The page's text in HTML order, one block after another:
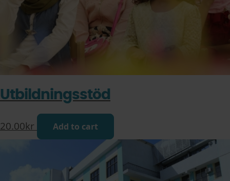
Utbildningsstöd
20.00kr Add to cart